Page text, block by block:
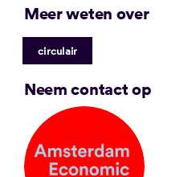
Meer weten over
circulair
Neem contact op